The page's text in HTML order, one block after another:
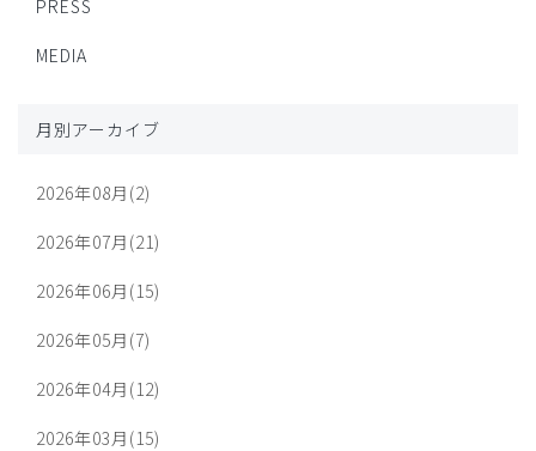
PRESS
MEDIA
月別アーカイブ
2026年08月(2)
2026年07月(21)
2026年06月(15)
2026年05月(7)
2026年04月(12)
2026年03月(15)